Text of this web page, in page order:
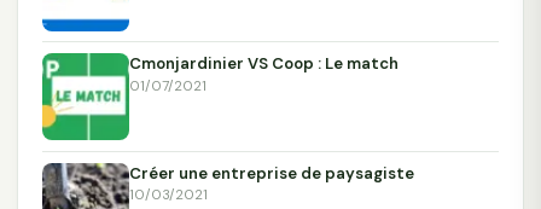
Cmonjardinier VS Coop : Le match
01/07/2021
Créer une entreprise de paysagiste
10/03/2021